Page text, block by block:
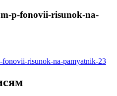
p-fonovii-risunok-na-